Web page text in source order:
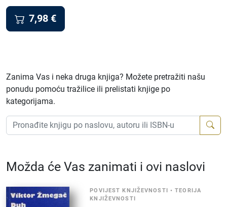
7,98 €
Zanima Vas i neka druga knjiga? Možete pretražiti našu
ponudu pomoću tražilice ili prelistati knjige po
kategorijama.
Možda će Vas zanimati i ovi naslovi
POVIJEST KNJIŽEVNOSTI •TEORIJA
KNJIŽEVNOSTI